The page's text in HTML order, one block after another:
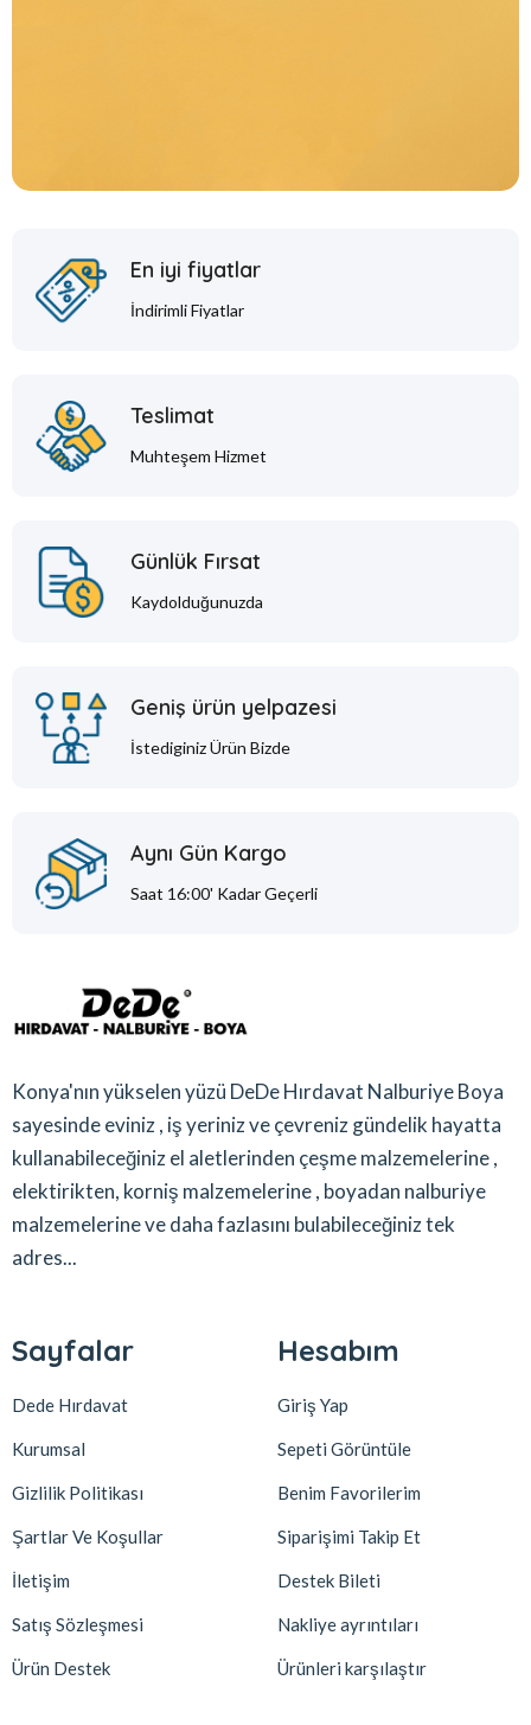
En iyi fiyatlar
İndirimli Fiyatlar
Teslimat
Muhteşem Hizmet
Günlük Fırsat
Kaydolduğunuzda
Geniş ürün yelpazesi
İstediginiz Ürün Bizde
Aynı Gün Kargo
Saat 16:00' Kadar Geçerli
Konya'nın yükselen yüzü DeDe Hırdavat Nalburiye Boya
sayesinde eviniz , iş yeriniz ve çevreniz gündelik hayatta
kullanabileceğiniz el aletlerinden çeşme malzemelerine ,
elektirikten, korniş malzemelerine , boyadan nalburiye
malzemelerine ve daha fazlasını bulabileceğiniz tek
adres...
Sayfalar
Dede Hırdavat
Kurumsal
Gizlilik Politikası
Şartlar Ve Koşullar
İletişim
Satış Sözleşmesi
Ürün Destek
Hesabım
Giriş Yap
Sepeti Görüntüle
Benim Favorilerim
Siparişimi Takip Et
Destek Bileti
Nakliye ayrıntıları
Ürünleri karşılaştır